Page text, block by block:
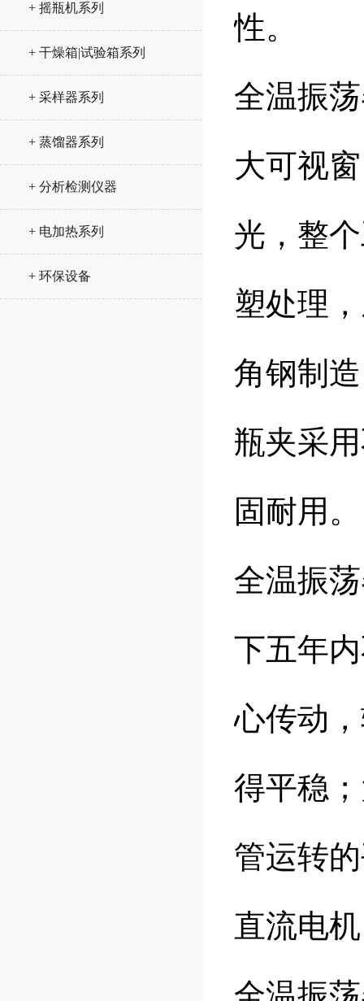
+ 摇瓶机系列
+ 干燥箱|试验箱系列
+ 采样器系列
+ 蒸馏器系列
+ 分析检测仪器
+ 电加热系列
+ 环保设备
性。
全温振
大可视
光，整
塑处理
角钢制
瓶夹采
固耐用。
全温振
下五年
心传动
得平稳
管运转
直流电